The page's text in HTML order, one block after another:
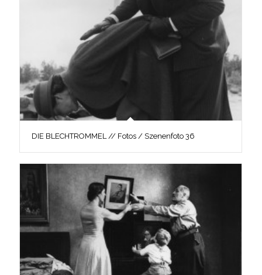
DIE BLECHTROMMEL // Fotos / Szenenfoto 36